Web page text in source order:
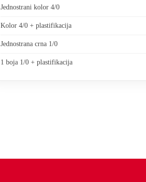
Jednostrani kolor 4/0
Kolor 4/0 + plastifikacija
Jednostrana crna 1/0
1 boja 1/0 + plastifikacija